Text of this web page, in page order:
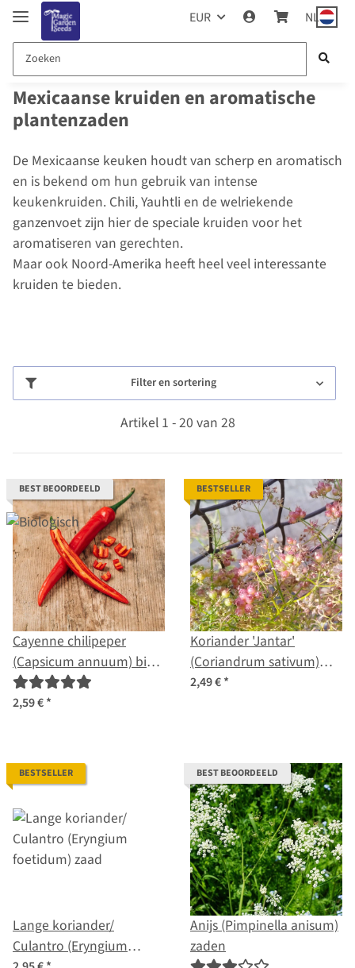
EUR NL
Mexicaanse kruiden en aromatische
plantenzaden
De Mexicaanse keuken houdt van scherp en aromatisch
en is bekend om hun gebruik van intense
keukenkruiden. Chili, Yauhtli en de welriekende
ganzenvoet zijn hier de speciale kruiden voor het
aromatiseren van gerechten.
Maar ook Noord-Amerika heeft heel veel interessante
kruiden te bieden.
Filter en sortering
Artikel 1 - 20 van 28
BEST BEOORDEELD
Cayenne chilipeper
(Capsicum annuum) bio
zaden
2,59 €*
BESTSELLER
Koriander 'Jantar'
(Coriandrum sativum)
zaad
2,49 €*
BESTSELLER
Lange koriander/
Culantro (Eryngium
BEST BEOORDEELD
Anijs (Pimpinella anisum)
zaden